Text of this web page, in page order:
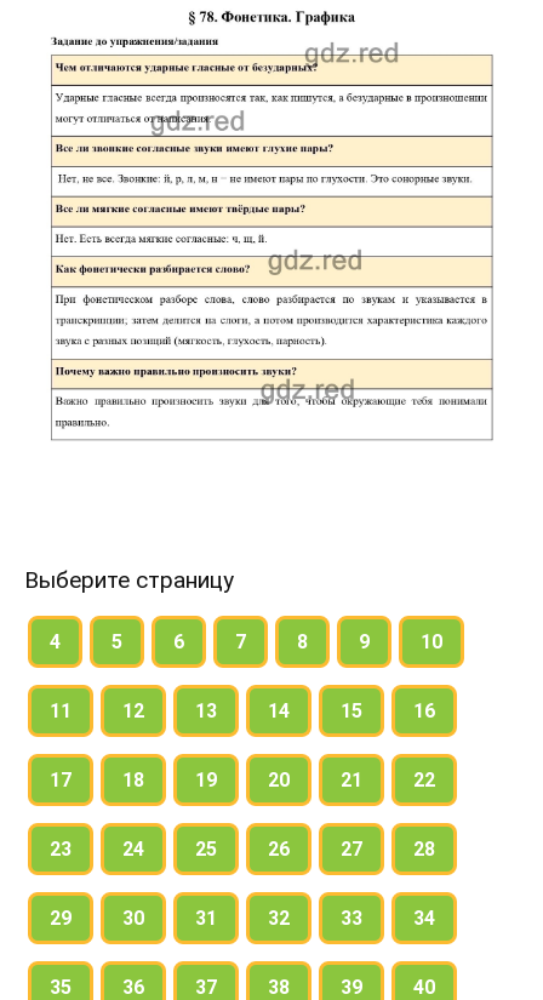
Выберите страницу
4 5 6 7 8 9 10
11 12 13 14 15 16
17 18 19 20 21 22
23 24 25 26 27 28
29 30 31 32 33 34
35 36 37 38 39 40